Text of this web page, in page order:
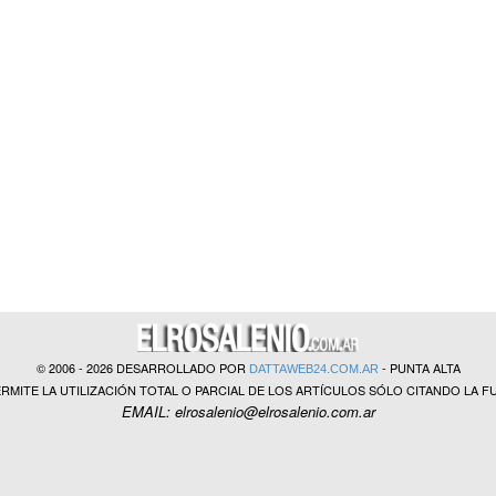
© 2006 - 2026 DESARROLLADO POR DATTAWEB24.COM.AR - PUNTA ALTA
LA UTILIZACIÓN TOTAL O PARCIAL DE LOS ARTÍCULOS SÓLO CITANDO LA
EMAIL: elrosalenio@elrosalenio.com.ar